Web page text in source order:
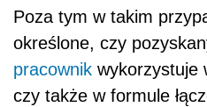
Poza tym w takim
określone, czy
pracownik wykorzystuje
czy także w formule